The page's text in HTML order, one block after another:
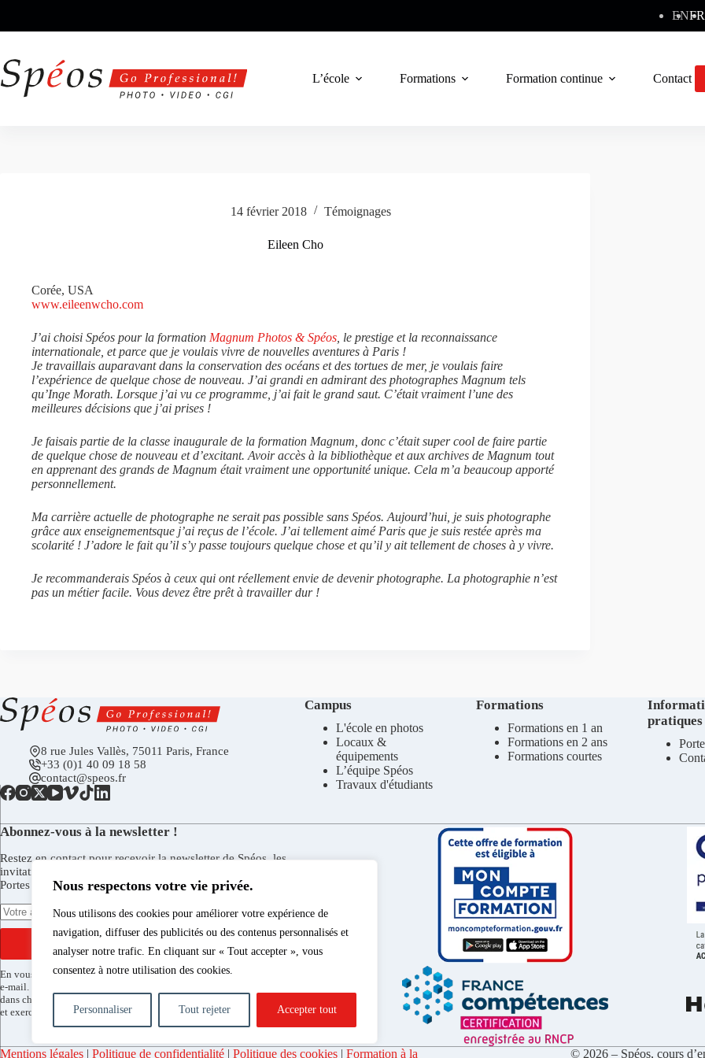
Nous respectons votre vie privée.
Nous utilisons des cookies pour améliorer votre expérience de
navigation, diffuser des publicités ou des contenus personnalisés et
analyser notre trafic. En cliquant sur « Tout accepter », vous
consentez à notre utilisation des cookies.
Personnaliser Tout rejeter Accepter tout
contenu
ENFR
L’école Formations Formation continue Contact
14 février 2018 Témoignages
Eileen Cho
Corée, USA
www.eileenwcho.com
J’ai choisi Spéos pour la formation Magnum Photos & Spéos , le prestige et la reconnaissance
internationale, et parce que je voulais vivre de nouvelles aventures à Paris !
Je travaillais auparavant dans la conservation des océans et des tortues de mer, je voulais faire
l’expérience de quelque chose de nouveau. J’ai grandi en admirant des photographes Magnum tels
qu’Inge Morath. Lorsque j’ai vu ce programme, j’ai fait le grand saut. C’était vraiment l’une des
meilleures décisions que j’ai prises !
Je faisais partie de la classe inaugurale de la formation Magnum, donc c’était super cool de faire partie
de quelque chose de nouveau et d’excitant. Avoir accès à la bibliothèque et aux archives de Magnum tout
en apprenant des grands de Magnum était vraiment une opportunité unique. Cela m’a beaucoup apporté
personnellement.
Ma carrière actuelle de photographe ne serait pas possible sans Spéos. Aujourd’hui, je suis photographe
grâce aux enseignementsque j’ai reçus de l’école. J’ai tellement aimé Paris que je suis restée après ma
scolarité ! J’adore le fait qu’il s’y passe toujours quelque chose et qu’il y ait tellement de choses à y vivre.
Je recommanderais Spéos à ceux qui ont réellement envie de devenir photographe. La photographie n’est
pas un métier facile. Vous devez être prêt à travailler dur !
8 rue Jules Vallès, 75011 Paris, France
+33 (0)1 40 09 18 58
contact@speos.fr
Campus
L'école en photos
Locaux &
équipements
L’équipe Spéos
Travaux d'étudiants
Formations
Formations en 1 an
Formations en 2 ans
Formations courtes
pratiques
Abonnez-vous à la newsletter !
Restez en contact pour recevoir la newsletter de Spéos, les
invitations aux vernissages de la Galerie Spéos, aux Journées
Portes Ouvertes, et plus encore.
S'INSCRIRE
En vous inscrivant vous acceptez de recevoir la newsletter de Spéos par
e-mail. Vous pouvez vous désinscrire à tout moment via le lien présent
dans chaque envoi. Pour en savoir plus sur le traitement de vos données
et exercer vos droits consultez notre
politique de confidentialité
Mentions légales | Politique de confidentialité | Politique des cookies | Formation à la © 2026 – Spéos, cours